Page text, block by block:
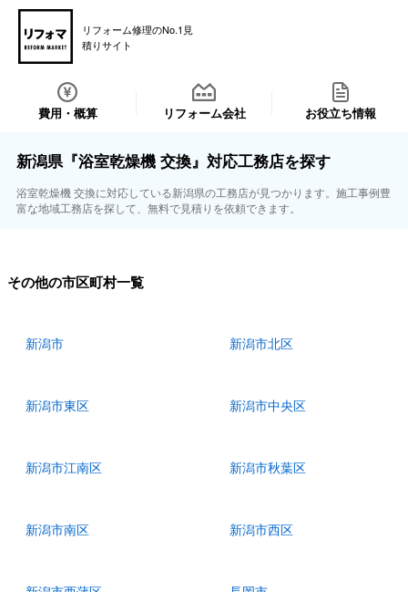
リフォーム修理のNo.1見
積りサイト
費用・概算 リフォーム会社 お役立ち情報
新潟県『浴室乾燥機 交換』対応工務店を探す
浴室乾燥機 交換に対応している新潟県の工務店が見つかります。施工事例豊
富な地域工務店を探して、無料で見積りを依頼できます。
その他の市区町村一覧
新潟市 新潟市北区
新潟市東区 新潟市中央区
新潟市江南区 新潟市秋葉区
新潟市南区 新潟市西区